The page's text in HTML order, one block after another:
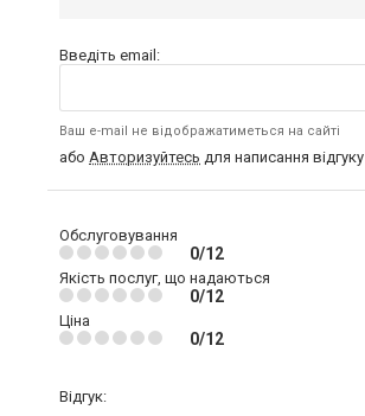
Введіть email:
Ваш e-mail не відображатиметься на сайті
або Авторизуйтесь для написання відгуку
Обслуговування
0/12
Якість послуг, що надаються
0/12
Ціна
0/12
Відгук: